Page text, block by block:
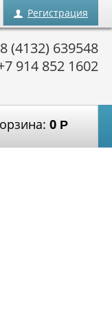
Регистрация
8 (4132) 639548
914 852 1602
0 Р